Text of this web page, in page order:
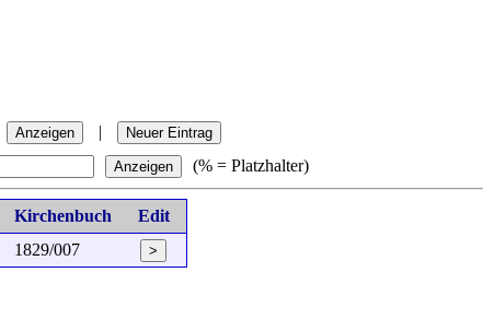
Anzeigen | Neuer Eintrag
Anzeigen (% = Platzhalter)
Kirchenbuch
Edit
1829/007 >